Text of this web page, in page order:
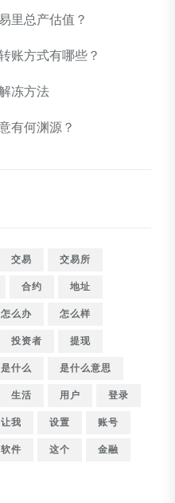
里总产估值？
账方式有哪些？
冻方法
有何渊源？
交易
交易所
合约
地址
怎么办
怎么样
投资者
提现
是什么
是什么意思
生活 用户
登录
让我 设置
账号
软件 这个
金融